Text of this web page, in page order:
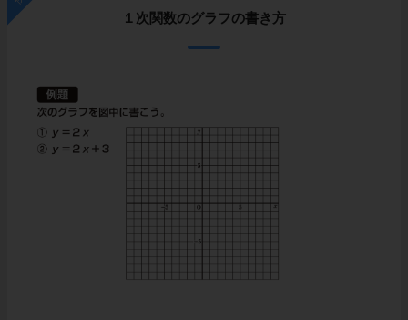
１次関数のグラフの書き方